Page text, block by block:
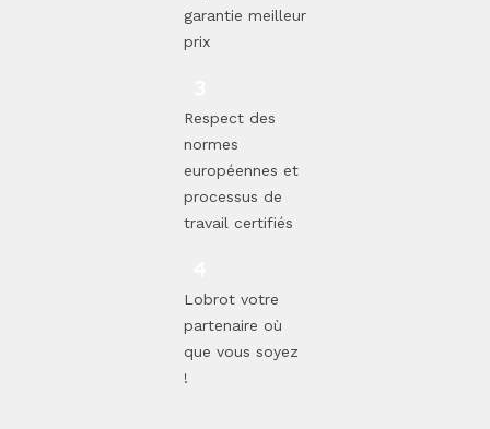
garantie meilleur
prix
Respect des
normes
européennes et
processus de
travail certifiés
Lobrot votre
partenaire où
que vous soyez
!